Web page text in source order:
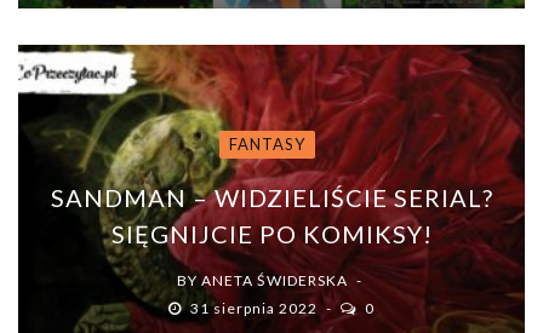
FANTASY
SANDMAN – WIDZIELIŚCIE SERIAL?
SIĘGNIJCIE PO KOMIKSY!
BYANETA ŚWIDERSKA
31 sierpnia 2022
0